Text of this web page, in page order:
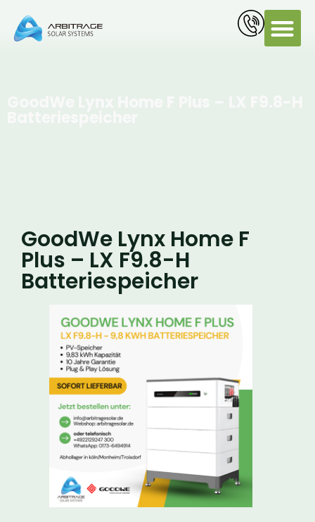
GoodWe Lynx Home F
Plus – LX F9.8-H
Batteriespeicher